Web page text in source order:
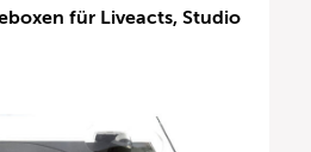
für Liveacts, Studio